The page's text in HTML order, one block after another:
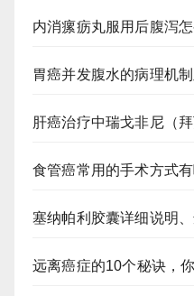
内消瘰疬丸服用后腹泻
胃癌并发腹水的病理机
肝癌治疗中瑞戈非尼（
食管癌常用的手术方式
塞纳帕利胶囊详细说明
远离癌症的10个秘诀，